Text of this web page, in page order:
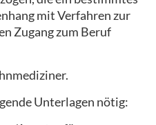
mit Verfahren zur
Zugang zum Beruf
Unterlagen nötig: